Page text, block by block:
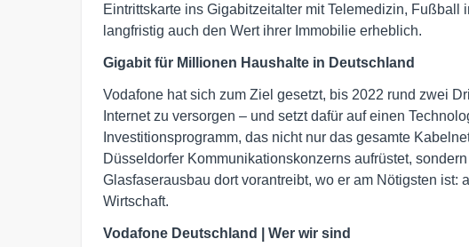
Eintrittskarte ins Gigabitzeitalter mit Telemedizin, Fußball
langfristig auch den Wert ihrer Immobilie erheblich.
Gigabit für Millionen Haushalte in Deutschland
Vodafone hat sich zum Ziel gesetzt, bis 2022 rund zwei
Internet zu versorgen – und setzt dafür auf einen
Investitionsprogramm, das nicht nur das gesamte
Düsseldorfer Kommunikationskonzerns aufrüstet,
Glasfaserausbau dort vorantreibt, wo er am Nötigsten ist:
Wirtschaft.
Vodafone Deutschland | Wer wir sind